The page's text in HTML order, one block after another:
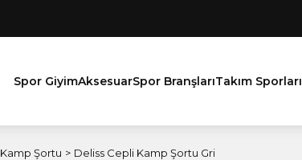
Spor GiyimAksesuarSpor BranşlarıTakım Sporları
Kamp Şortu Deliss Cepli Kamp Şortu Gri